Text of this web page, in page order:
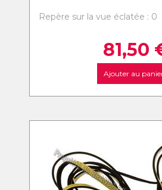
Repère sur la vue éclatée : 0
81,50
Ajouter au